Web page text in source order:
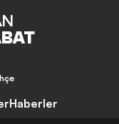
Haberler